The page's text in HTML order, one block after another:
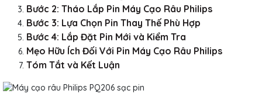
Bước 2: Tháo Lắp Pin Máy Cạo Râu Philips
Bước 3: Lựa Chọn Pin Thay Thế Phù Hợp
Bước 4: Lắp Đặt Pin Mới và Kiểm Tra
Mẹo Hữu Ích Đối Với Pin Máy Cạo Râu Philips
Tóm Tắt và Kết Luận